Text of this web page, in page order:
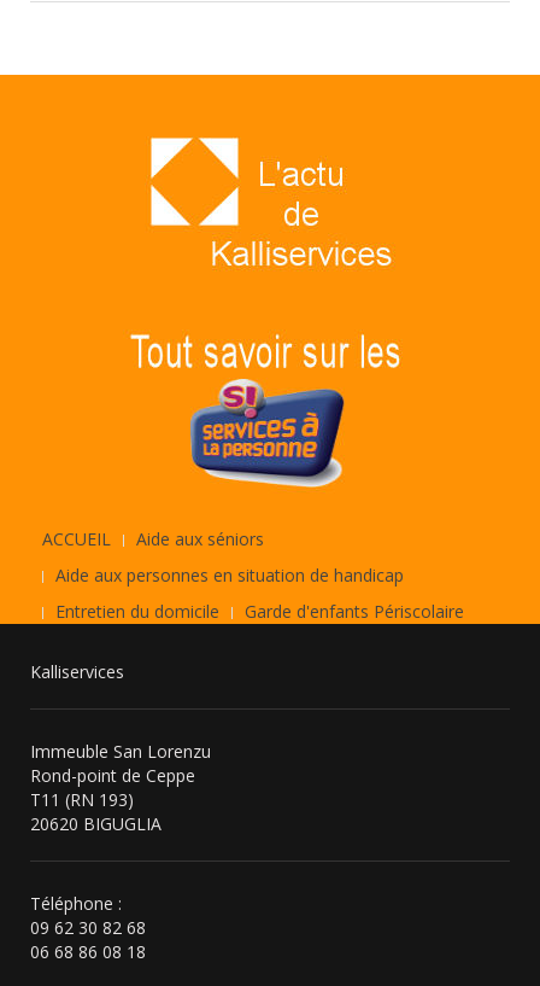
ACCUEIL
Aide aux séniors
Aide aux personnes en situation de handicap
Entretien du domicile
Garde d'enfants Périscolaire
Kalliservices
Immeuble San Lorenzu
Rond-point de Ceppe
T11 (RN 193)
20620 BIGUGLIA
Téléphone :
09 62 30 82 68
06 68 86 08 18